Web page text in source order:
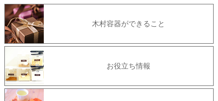
木村容器ができること
お役立ち情報